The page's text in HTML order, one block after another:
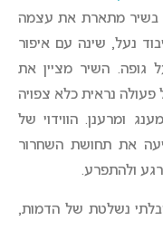
בשיר מתארת את עצמה
נעל, שינה עם איפור
גופה. השיר מציין את
נראית כלא צפויה
ומרענן. הווידוי של
את תחושת השחרור
ולהתפרע.
נשלטת של הדמות,